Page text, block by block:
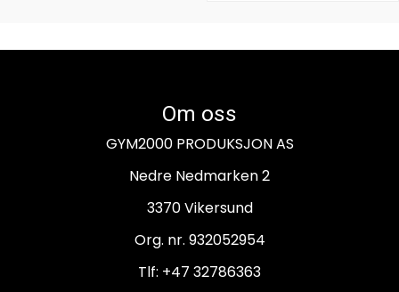
Om oss
GYM2000 PRODUKSJON AS
Nedre Nedmarken 2
3370 Vikersund
Org. nr. 932052954
Tlf: +47 32786363